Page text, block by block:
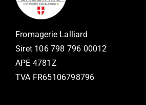
Fromagerie Lalliard
Siret 106 798 796 00012
APE 4781Z
TVA FR65106798796